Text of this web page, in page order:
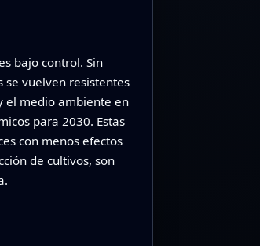
bajo control. Sin
se vuelven resistentes
el medio ambiente en
para 2030. Estas
con menos efectos
de cultivos, son